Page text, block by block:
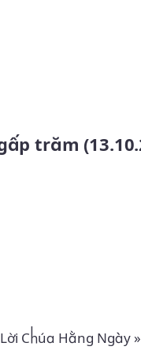
Lời Chúa Hằng Ngày»